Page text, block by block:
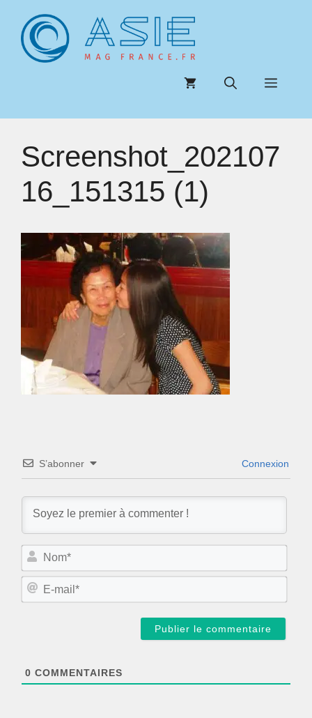
contenu
Menu
Screenshot_202107
16_151315 (1)
S’abonner Connexion
N
m
E
0 COMMENTAIRES